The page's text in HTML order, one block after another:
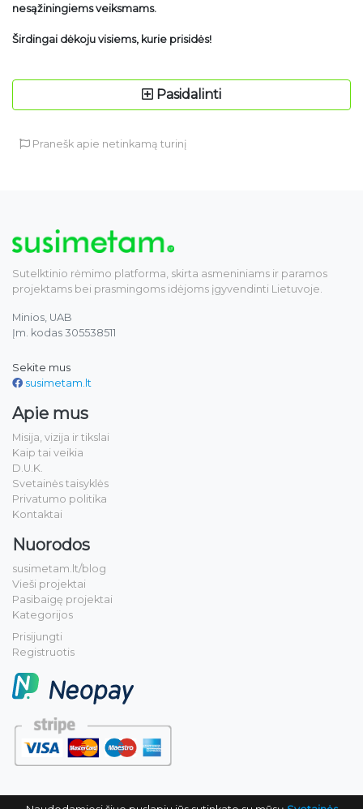
nesąžiningiems veiksmams.
Širdingai dėkoju visiems, kurie prisidės!
Pasidalinti
Pranešk apie netinkamą turinį
Sutelktinio rėmimo platforma, skirta asmeniniams ir paramos
projektams bei prasmingoms idėjoms įgyvendinti Lietuvoje.
Minios, UAB
Įm. kodas 305538511
Sekite mus
susimetam.lt
Apie mus
Misija, vizija ir tikslai
Kaip tai veikia
D.U.K.
Svetainės taisyklės
Privatumo politika
Kontaktai
Nuorodos
susimetam.lt/blog
Vieši projektai
Pasibaigę projektai
Kategorijos
Prisijungti
Registruotis